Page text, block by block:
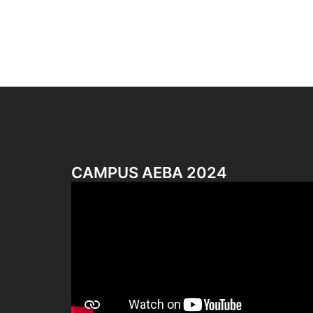
CAMPUS AEBA 2024